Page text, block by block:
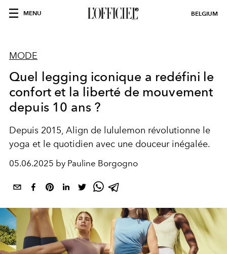
MENU BELGIUM
MODE
Quel legging iconique a redéfini le
confort et la liberté de mouvement
depuis 10 ans ?
Depuis 2015, Align de lululemon révolutionne le
yoga et le quotidien avec une douceur inégalée.
05.06.2025 by Pauline Borgogno